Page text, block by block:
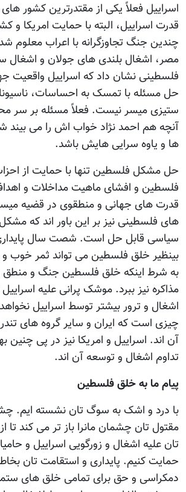
اسراییل فعلاً یکی از مقتدرترین کشور
قدرت اسراییل، البته با حمایت امریکا و
چندین جنگ تجاوزگرانه با اعراب معلوم
مصر، اشغال بلندی های جولان و اشغال
فلسطینی نشان داد که اسراییل واقعیت
حل مسئله با تمسک به احساسات،
ستیزی میسر نیست. فعلاً مسئله بر سر
آنچه هم احمد نژاد خواب اش را می بیند
ها و یاوه سرایی هایش باشد.
حل مشکل فلسطین تنها با حمایت از
فلسطین و افشای ماهیت مداخلات و
قدرت های جهانی و منطقوی در قضیه
های فلسطینی نیز بر این باور اند که مشکل
سیاسی قابل حل است. شصت سال
بینظیر خلق فلسطین می تواند ثمر خوب و
به شرط اینکه خلق فلسطین جنگ و منطق
مذاکره نیز ببرد. موشک پرانی علیه
اشغال و ترور بیشتر توسط اسراییل
چیزی است که ایران و سایر گروه های
آن اند. اسراییل و امریکا نیز در پی چنین
تداوم اشغال و توسعه آن اند.
پیام ما به خلق فلسطین
با درد و اشک به سوگ تان نشسته ایم.
مقتول تان چشمان مانرا باز تر می کند
تان علیه اشغال و زورگویی اسراییل و
حمایت کنیم. پایداری و استقامت تان
دمکراسی و حق برای تمامی خلق های